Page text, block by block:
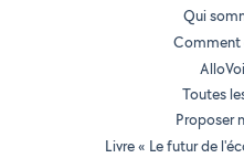
Qui
Comment
Toutes
Proposer
Livre « Le futur de